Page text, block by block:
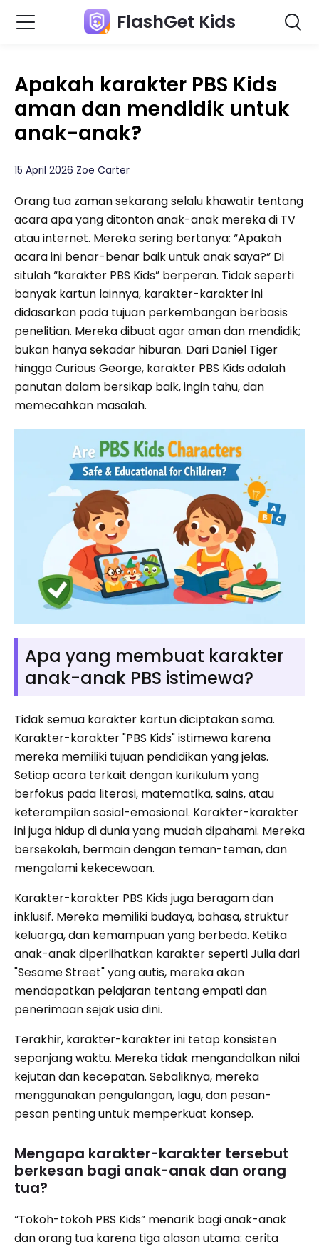
FlashGet Kids
Apakah karakter PBS Kids
aman dan mendidik untuk
anak-anak?
15 April 2026 Zoe Carter
Orang tua zaman sekarang selalu khawatir tentang
acara apa yang ditonton anak-anak mereka di TV
atau internet. Mereka sering bertanya: “Apakah
acara ini benar-benar baik untuk anak saya?” Di
situlah “karakter PBS Kids” berperan. Tidak seperti
banyak kartun lainnya, karakter-karakter ini
didasarkan pada tujuan perkembangan berbasis
penelitian. Mereka dibuat agar aman dan mendidik;
bukan hanya sekadar hiburan. Dari Daniel Tiger
hingga Curious George, karakter PBS Kids adalah
panutan dalam bersikap baik, ingin tahu, dan
memecahkan masalah.
Apa yang membuat karakter
anak-anak PBS istimewa?
Tidak semua karakter kartun diciptakan sama.
Karakter-karakter "PBS Kids" istimewa karena
mereka memiliki tujuan pendidikan yang jelas.
Setiap acara terkait dengan kurikulum yang
berfokus pada literasi, matematika, sains, atau
keterampilan sosial-emosional. Karakter-karakter
ini juga hidup di dunia yang mudah dipahami. Mereka
bersekolah, bermain dengan teman-teman, dan
mengalami kekecewaan.
Karakter-karakter PBS Kids juga beragam dan
inklusif. Mereka memiliki budaya, bahasa, struktur
keluarga, dan kemampuan yang berbeda. Ketika
anak-anak diperlihatkan karakter seperti Julia dari
"Sesame Street" yang autis, mereka akan
mendapatkan pelajaran tentang empati dan
penerimaan sejak usia dini.
Terakhir, karakter-karakter ini tetap konsisten
sepanjang waktu. Mereka tidak mengandalkan nilai
kejutan dan kecepatan. Sebaliknya, mereka
menggunakan pengulangan, lagu, dan pesan-
pesan penting untuk memperkuat konsep.
Mengapa karakter-karakter tersebut
berkesan bagi anak-anak dan orang
tua?
“Tokoh-tokoh PBS Kids” menarik bagi anak-anak
dan orang tua karena tiga alasan utama: cerita